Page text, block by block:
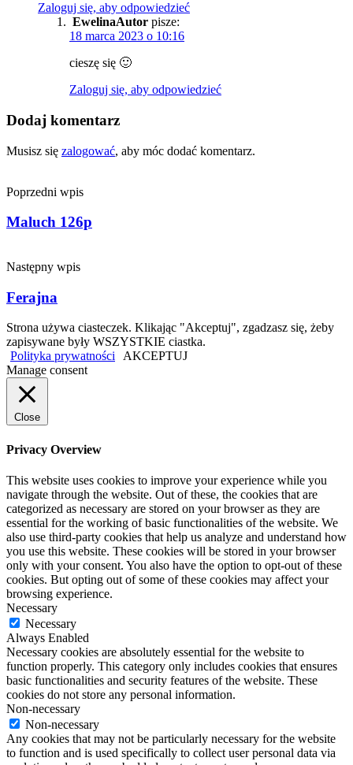
Zaloguj się, aby odpowiedzieć
Ewelina
pisze:
18 marca 2023 o 10:16
cieszę się 🙂
Zaloguj się, aby odpowiedzieć
Dodaj komentarz
Musisz się zalogować, aby móc dodać komentarz.
Poprzedni wpis
Maluch 126p
Następny wpis
Ferajna
Strona używa ciasteczek. Klikając "Akceptuj", zgadzasz się, żeby
zapisywane były WSZYSTKIE ciastka.
Polityka prywatności AKCEPTUJ
Manage consent
Close
Privacy Overview
This website uses cookies to improve your experience while you
navigate through the website. Out of these, the cookies that are
categorized as necessary are stored on your browser as they are
essential for the working of basic functionalities of the website. We
also use third-party cookies that help us analyze and understand how
you use this website. These cookies will be stored in your browser
only with your consent. You also have the option to opt-out of these
cookies. But opting out of some of these cookies may affect your
browsing experience.
Necessary
Necessary
Always Enabled
Necessary cookies are absolutely essential for the website to
function properly. This category only includes cookies that ensures
basic functionalities and security features of the website. These
cookies do not store any personal information.
Non-necessary
Non-necessary
Any cookies that may not be particularly necessary for the website
to function and is used specifically to collect user personal data via